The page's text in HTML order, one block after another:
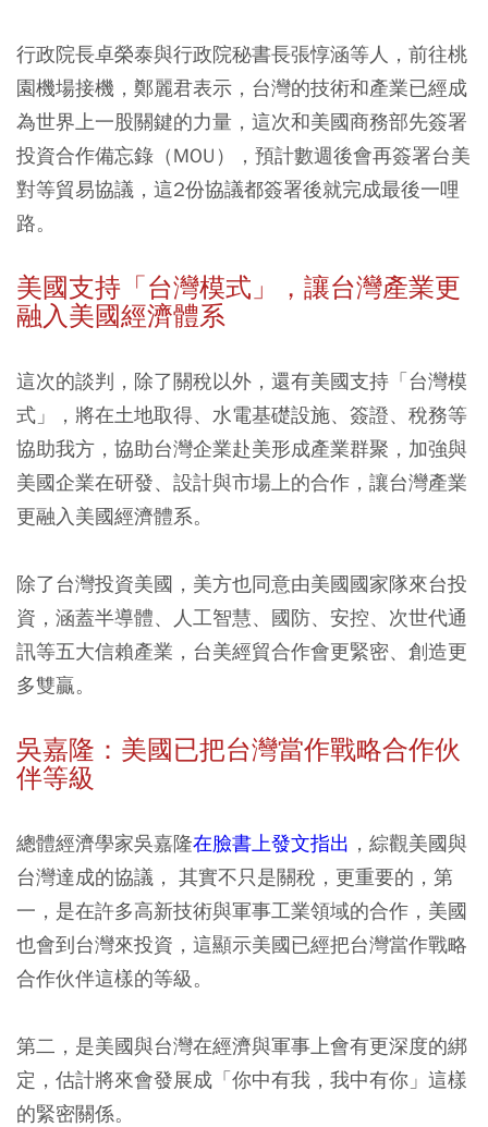
行政院長卓榮泰與行政院秘書長張惇涵等人，前往桃
園機場接機，鄭麗君表示，台灣的技術和產業已經成
為世界上一股關鍵的力量，這次和美國商務部先簽署
投資合作備忘錄（MOU），預計數週後會再簽署台美
對等貿易協議，這2份協議都簽署後就完成最後一哩
路。
美國支持「台灣模式」，讓台灣產業更
融入美國經濟體系
這次的談判，除了關稅以外，還有美國支持「台灣模
式」，將在土地取得、水電基礎設施、簽證、稅務等
協助我方，協助台灣企業赴美形成產業群聚，加強與
美國企業在研發、設計與市場上的合作，讓台灣產業
更融入美國經濟體系。
除了台灣投資美國，美方也同意由美國國家隊來台投
資，涵蓋半導體、人工智慧、國防、安控、次世代通
訊等五大信賴產業，台美經貿合作會更緊密、創造更
多雙贏。
吳嘉隆：美國已把台灣當作戰略合作伙
伴等級
總體經濟學家吳嘉隆在臉書上發文指出 ，綜觀美國與
台灣達成的協議， 其實不只是關稅，更重要的，第
一，是在許多高新技術與軍事工業領域的合作，美國
也會到台灣來投資，這顯示美國已經把台灣當作戰略
合作伙伴這樣的等級。
第二，是美國與台灣在經濟與軍事上會有更深度的綁
定，估計將來會發展成「你中有我，我中有你」這樣
的緊密關係。